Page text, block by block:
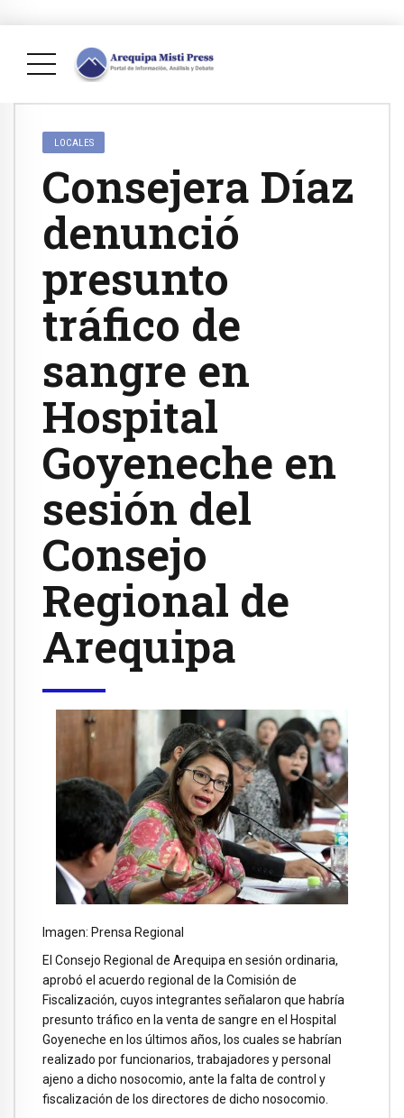
LOCALES
Consejera Díaz
denunció
presunto
tráfico de
sangre en
Hospital
Goyeneche en
sesión del
Consejo
Regional de
Arequipa
Imagen: Prensa Regional
El Consejo Regional de Arequipa en sesión ordinaria,
aprobó el acuerdo regional de la Comisión de
Fiscalización, cuyos integrantes señalaron que habría
presunto tráfico en la venta de sangre en el Hospital
Goyeneche en los últimos años, los cuales se habrían
realizado por funcionarios, trabajadores y personal
ajeno a dicho nosocomio, ante la falta de control y
fiscalización de los directores de dicho nosocomio.